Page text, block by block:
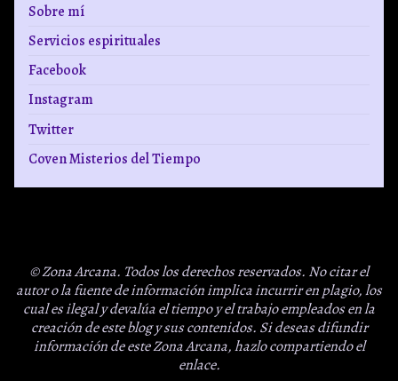
Sobre mí
Servicios espirituales
Facebook
Instagram
Twitter
Coven Misterios del Tiempo
© Zona Arcana. Todos los derechos reservados. No citar el
autor o la fuente de información implica incurrir en plagio, los
cual es ilegal y devalúa el tiempo y el trabajo empleados en la
creación de este blog y sus contenidos. Si deseas difundir
información de este Zona Arcana, hazlo compartiendo el
enlace.